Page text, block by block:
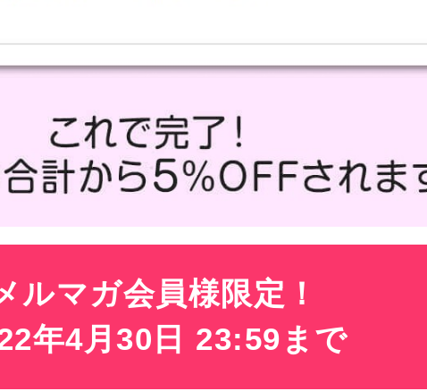
ルマガ会員様限定！
年4月30日 23:59まで